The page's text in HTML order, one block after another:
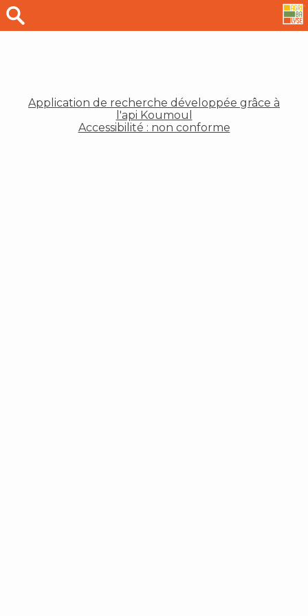
Application de recherche développée grâce à
l'api Koumoul
Accessibilité : non conforme